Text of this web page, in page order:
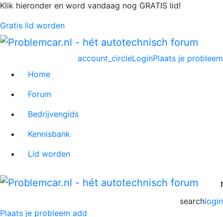
Klik hieronder en word vandaag nog GRATIS lid!
Gratis lid worden
Plaats je probleem
account_circleLogin
Home
Forum
Bedrijvengids
Kennisbank
Lid worden
login
search
Plaats je probleem add